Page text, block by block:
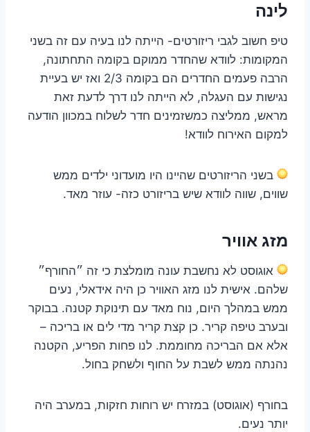
לינה
טיפ חשוב לגבי ריזורטים- הייתה לנו בעיה עם זה בשני
המקומות: לוודא שהחדר ממוקם בקומה התחתונה,
הרבה פעמים החדרים הם בקומה 2/3 ואז יש בעיית
נגישות עם העגלה, לא הייתה לנו דרך לדעת זאת
מראש, ממליצה כמשזמינים חדר לשלוח במכוון הודעה
למקום האירוח לוודא!
בשני הריזורטים שהיינו היו מועדוני ילדים ממש
שווים, שווה לוודא שיש בריזורט כזה- עוזר מאד.
מזג אוויר
אוגוסט לא נחשבת עונה מומלצת כי זה ״החורף״
שלהם. אישית לנו מזג האוויר כן היה אידאלי, נעים
ממש במהלך היום, נוח מאד עם תינוקת קטנה. בבוקר
ובערב טיפה קריר. כן קצת קריר מדי לים או בריכה –
אלא אם הבריכה מחוממת. לנו פחות הפריע, הקטנה
נהנתה ממש לשבת על החוף ולשחק בחול.
בחורף (אוגוסט) במזרח יש רוחות חזקות, במערב היה
יותר נעים.